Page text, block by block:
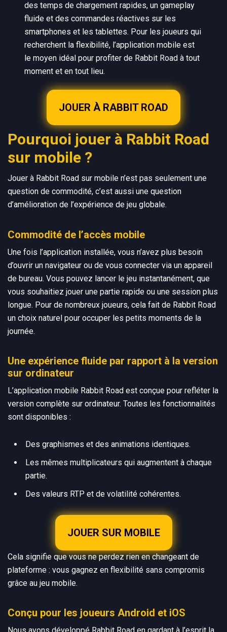
des temps de chargement rapides, un gameplay
fluide et des commandes réactives sur les
smartphones et les tablettes. Pour les joueurs qui
recherchent la flexibilité, l’application mobile est
le moyen idéal pour profiter de Rabbit Road à tout
moment et en tout lieu.
JOUER À RABBIT ROAD
Pourquoi jouer à Rabbit Road
sur mobile ?
Jouer à Rabbit Road sur mobile n’est pas seulement une
question de commodité, c’est aussi une question
d’amélioration de l’expérience de jeu globale.
Commodité de l’accès mobile
Une fois l’application installée, vous n’avez plus besoin
d’ouvrir un navigateur ou de vous connecter via un appareil
de bureau. Vous pouvez lancer le jeu instantanément, que
vous souhaitiez jouer une partie rapide ou une session plus
longue. Pour de nombreux joueurs, cela fait de Rabbit Road
un choix naturel pour occuper les petits moments de la
journée.
Une expérience fluide par rapport à la version
sur ordinateur
L’application mobile Rabbit Road est conçue pour refléter la
version complète sur ordinateur. Toutes les fonctionnalités
sont disponibles :
Des graphismes et des animations identiques.
Les mêmes multiplicateurs qui augmentent à chaque
partie.
Des valeurs RTP et de volatilité cohérentes.
JOUER SUR MOBILE
Cela signifie que vous ne perdez rien en changeant de
plateforme : vous gagnez en flexibilité sans compromis
grâce au jeu mobile.
Conçu pour les joueurs Android et iOS